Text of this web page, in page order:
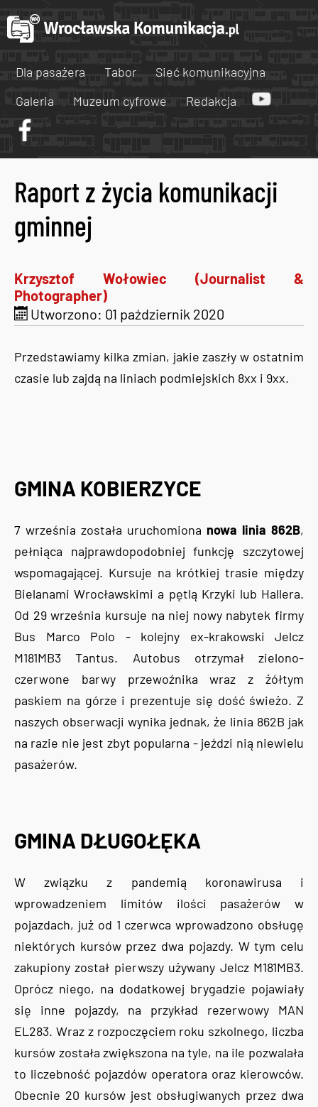
Dla pasażera Tabor
Sieć komunikacyjna
Galeria
Muzeum cyfrowe Redakcja
Raport z życia komunikacji
gminnej
Krzysztof Wołowiec (Journalist &
Photographer)
Utworzono: 01 październik 2020
Przedstawiamy kilka zmian, jakie zaszły w ostatnim
czasie lub zajdą na liniach podmiejskich 8xx i 9xx.
GMINA KOBIERZYCE
7 września została uruchomiona nowa linia 862B,
pełniąca najprawdopodobniej funkcję szczytowej
wspomagającej. Kursuje na krótkiej trasie między
Bielanami Wrocławskimi a pętlą Krzyki lub Hallera.
Od 29 września kursuje na niej nowy nabytek firmy
Bus Marco Polo - kolejny ex-krakowski Jelcz
M181MB3 Tantus. Autobus otrzymał zielono-
czerwone barwy przewoźnika wraz z żółtym
paskiem na górze i prezentuje się dość świeżo. Z
naszych obserwacji wynika jednak, że linia 862B jak
na razie nie jest zbyt popularna - jeździ nią niewielu
pasażerów.
GMINA DŁUGOŁĘKA
W związku z pandemią koronawirusa i
wprowadzeniem limitów ilości pasażerów w
pojazdach, już od 1 czerwca wprowadzono obsługę
niektórych kursów przez dwa pojazdy. W tym celu
zakupiony został pierwszy używany Jelcz M181MB3.
Oprócz niego, na dodatkowej brygadzie pojawiały
się inne pojazdy, na przykład rezerwowy MAN
EL283. Wraz z rozpoczęciem roku szkolnego, liczba
kursów została zwiększona na tyle, na ile pozwalała
to liczebność pojazdów operatora oraz kierowców.
Obecnie 20 kursów jest obsługiwanych przez dwa